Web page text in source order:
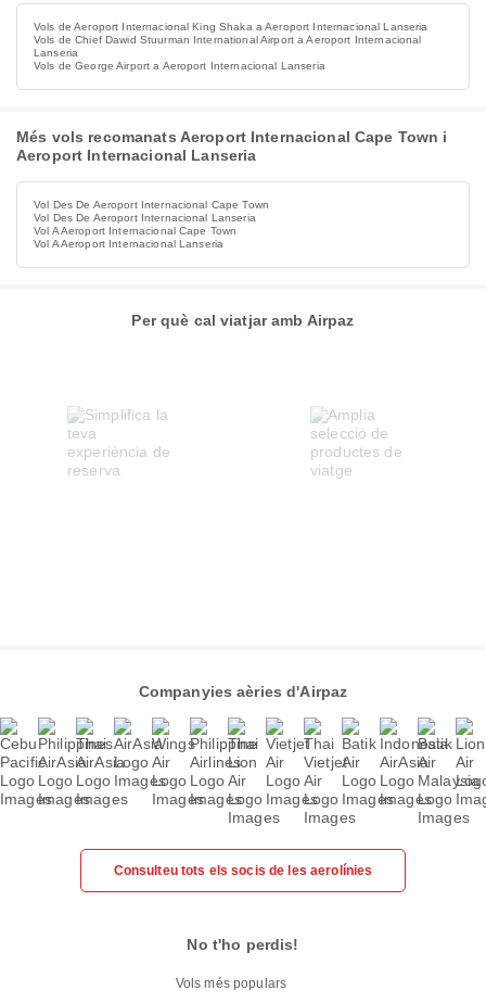
Vols de Aeroport Internacional King Shaka a Aeroport Internacional Lanseria
Vols de Chief Dawid Stuurman International Airport a Aeroport Internacional
Lanseria
Vols de George Airport a Aeroport Internacional Lanseria
Més vols recomanats Aeroport Internacional Cape Town i
Aeroport Internacional Lanseria
Vol Des De Aeroport Internacional Cape Town
Vol Des De Aeroport Internacional Lanseria
Vol A Aeroport Internacional Cape Town
Vol A Aeroport Internacional Lanseria
Per què cal viatjar amb Airpaz
Companyies aèries d'Airpaz
Consulteu tots els socis de les aerolínies
No t'ho perdis!
Vols més populars